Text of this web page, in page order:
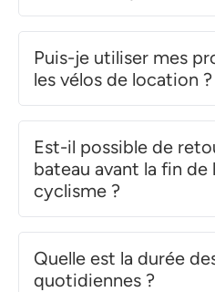
Puis-je utiliser mes
les vélos de location ?
Est-il possible de
bateau avant la fin de
cyclisme ?
Quelle est la durée
quotidiennes ?